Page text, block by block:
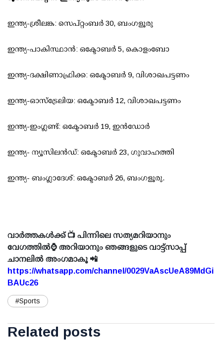
ഇന്ത്യ-ശ്രീലങ്ക: സെപ്റ്റംബര്‍ 30, ബംഗളൂരു
ഇന്ത്യ-പാകിസ്ഥാന്‍: ഒക്ടോബര്‍ 5, കൊളംബോ
ഇന്ത്യ-ദക്ഷിണാഫ്രിക്ക: ഒക്ടോബര്‍ 9, വിശാഖപട്ടണം
ഇന്ത്യ-ഓസ്ട്രേലിയ: ഒക്ടോബര്‍ 12, വിശാഖപട്ടണം
ഇന്ത്യ-ഇംഗ്ലണ്ട്: ഒക്ടോബര്‍ 19, ഇന്‍ഡോര്‍
ഇന്ത്യ- ന്യൂസിലന്‍ഡ്: ഒക്ടോബര്‍ 23, ഗുവാഹത്തി
ഇന്ത്യ- ബംഗ്ലാദേശ്: ഒക്ടോബര്‍ 26, ബംഗളൂരു.
വാർത്തകൾക്ക് 📺 പിന്നിലെ സത്യമറിയാനും
വേഗത്തിൽ⌚ അറിയാനും ഞങ്ങളുടെ വാട്ട്സാപ്പ്
ചാനലിൽ അംഗമാകൂ 📲
https://whatsapp.com/channel/0029VaAscUeA89MdGi
BAUc26
#Sports
Related posts